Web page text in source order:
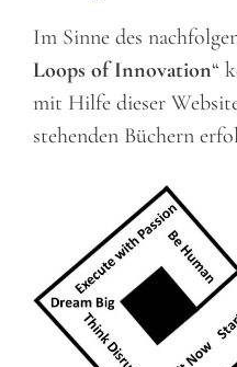
Im Sinne des
Loops of Innovation“
mit Hilfe dieser
stehenden Büchern